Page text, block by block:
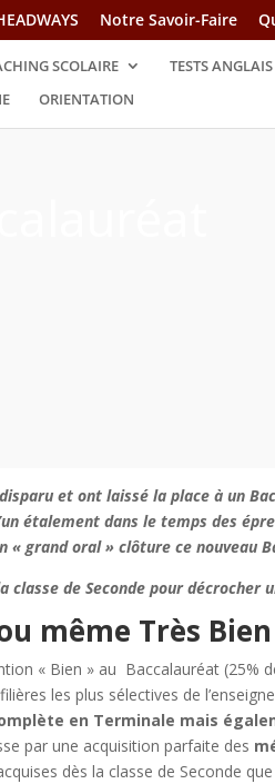
Notre Savoir-Faire
SCOLAIRE TESTS ANGLAIS
ORIENTATION
et ont laissé la place à un
étalement dans le temps des
« grand oral »clôture ce nouveau
de Seconde pour décrocher
même Très Bien
« Bien » au Baccalauréat (25%
les plus sélectives de
en Terminale mais
par une acquisition parfaite des
dès la classe de Seconde